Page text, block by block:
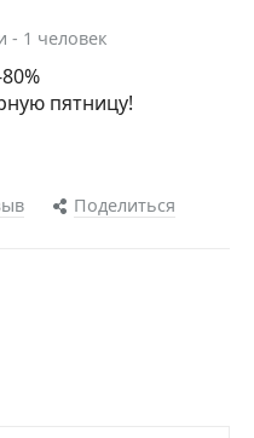
- 1 человек
пятницу!
Поделиться